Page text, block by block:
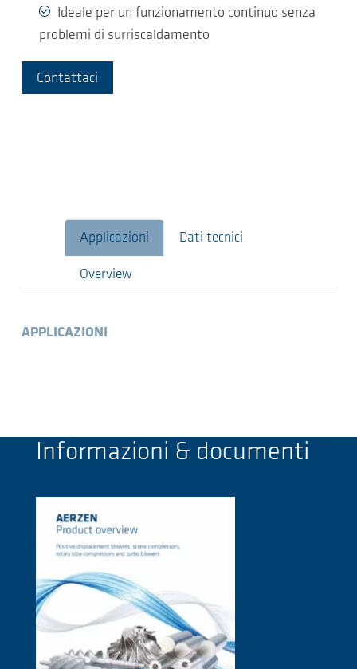
Ideale per un funzionamento continuo senza
problemi di surriscaldamento
Contattaci
Applicazioni Dati tecnici
Overview
APPLICAZIONI
Informazioni & documenti